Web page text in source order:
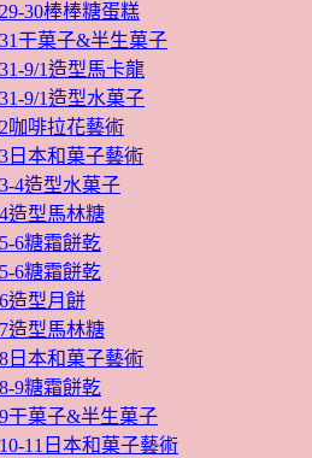
30棒棒糖蛋糕
干菓子&半生菓子
9/1造型馬卡龍
9/1造型水菓子
咖啡拉花藝術
日本和菓子藝術
4造型水菓子
造型馬林糖
6糖霜餅乾
6糖霜餅乾
造型月餅
造型馬林糖
日本和菓子藝術
9糖霜餅乾
干菓子&半生菓子
11日本和菓子藝術